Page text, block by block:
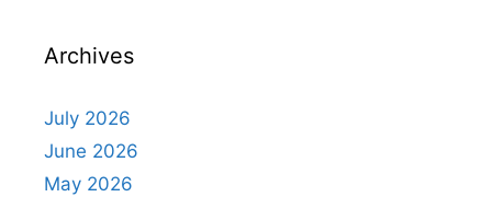
Archives
July 2026
June 2026
May 2026